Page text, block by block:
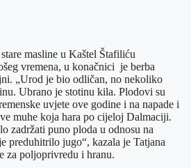
masline u Kaštel Štafiliću
vremena, u konačnici je berba
„Urod je bio odličan, no nekoliko
Ubrano je stotinu kila. Plodovi su
uvjete ove godine i na napade i
muhe koja hara po cijeloj Dalmaciji.
zadržati puno ploda u odnosu na
preduhitrilo jugo“, kazala je Tatjana
za poljoprivredu i hranu.